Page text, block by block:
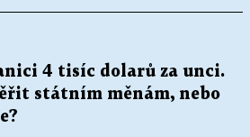
4 tisíc dolarů za unci.
státním měnám, nebo